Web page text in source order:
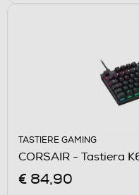
TASTIERE GAMING
CORSAIR - Tastiera
€ 84,90